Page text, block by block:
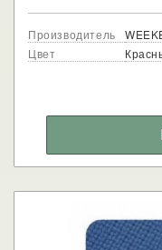
Производитель
Цвет